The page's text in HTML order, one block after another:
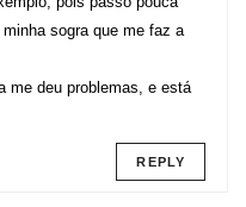
sogra que me faz a
me deu problemas, e está
REPLY